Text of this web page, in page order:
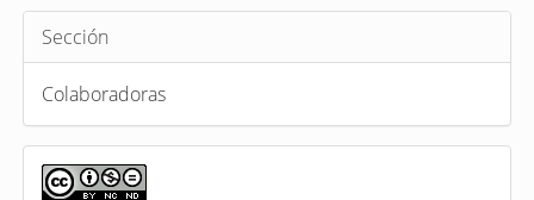
Sección
Colaboradoras